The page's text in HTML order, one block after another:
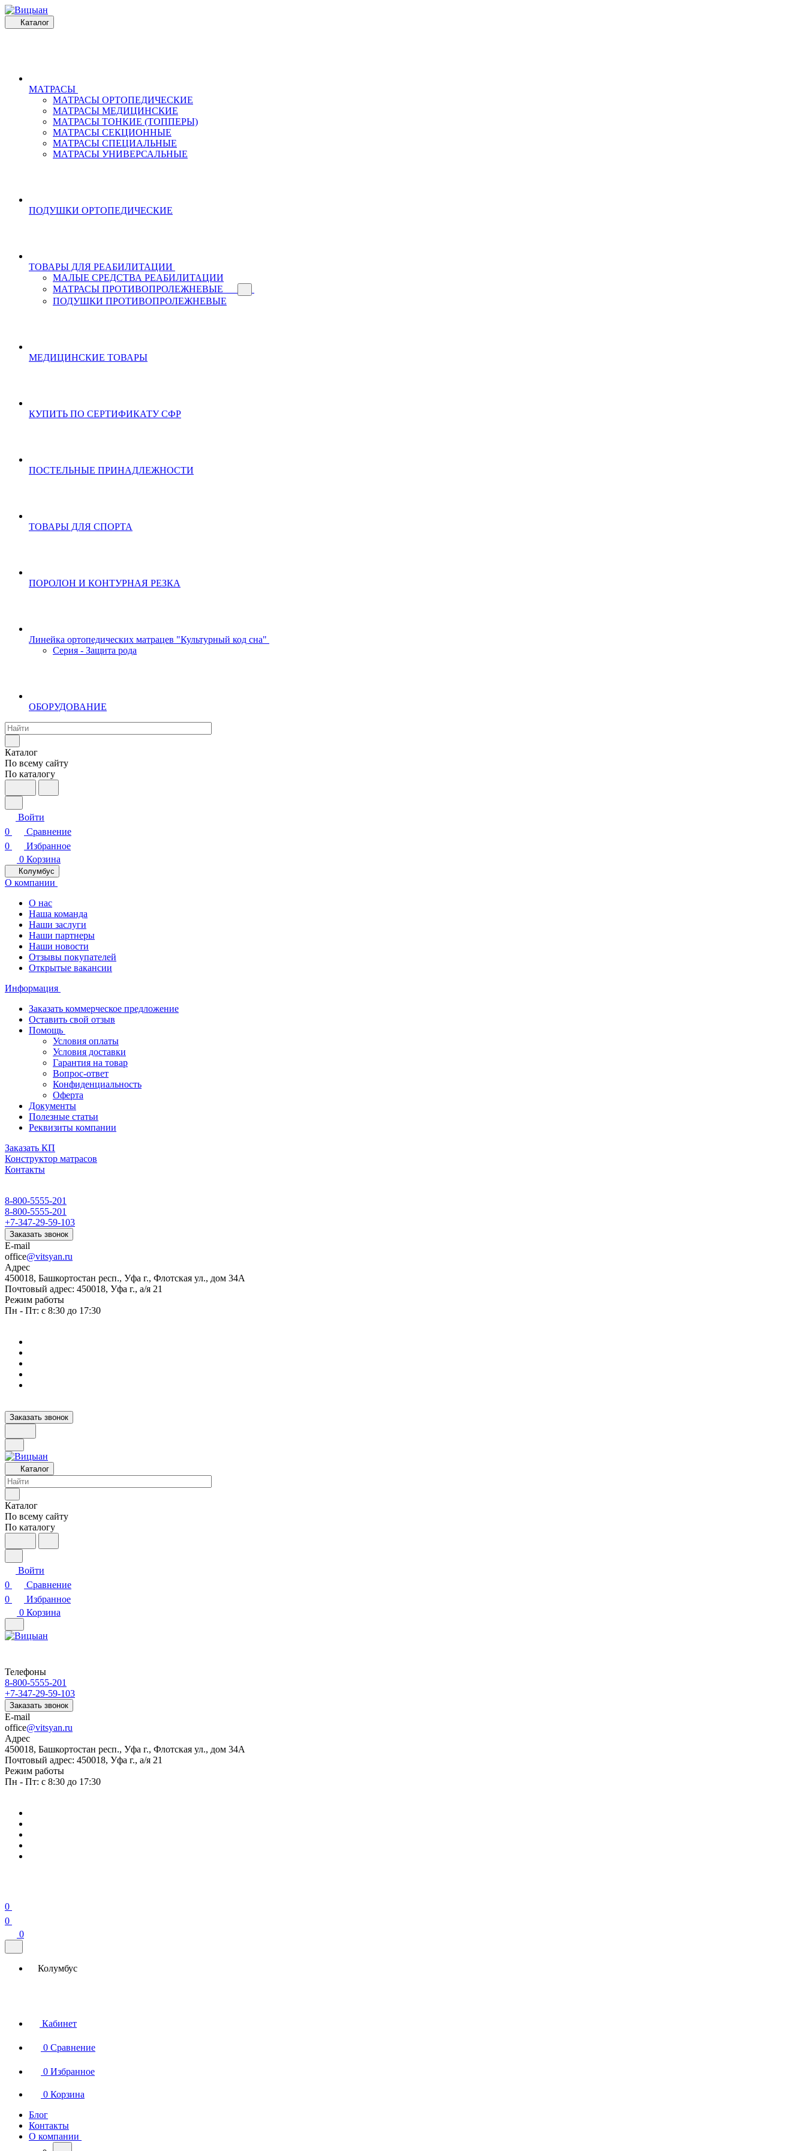
Каталог
МАТРАСЫ
МАТРАСЫ ОРТОПЕДИЧЕСКИЕ
МАТРАСЫ МЕДИЦИНСКИЕ
МАТРАСЫ ТОНКИЕ (ТОППЕРЫ)
МАТРАСЫ СЕКЦИОННЫЕ
МАТРАСЫ СПЕЦИАЛЬНЫЕ
МАТРАСЫ УНИВЕРСАЛЬНЫЕ
ПОДУШКИ ОРТОПЕДИЧЕСКИЕ
ТОВАРЫ ДЛЯ РЕАБИЛИТАЦИИ
МАЛЫЕ СРЕДСТВА РЕАБИЛИТАЦИИ
МАТРАСЫ ПРОТИВОПРОЛЕЖНЕВЫЕ
ПОДУШКИ ПРОТИВОПРОЛЕЖНЕВЫЕ
МЕДИЦИНСКИЕ ТОВАРЫ
КУПИТЬ ПО СЕРТИФИКАТУ СФР
ПОСТЕЛЬНЫЕ ПРИНАДЛЕЖНОСТИ
ТОВАРЫ ДЛЯ СПОРТА
ПОРОЛОН И КОНТУРНАЯ РЕЗКА
Линейка ортопедических матрацев "Культурный код сна"
Серия - Защита рода
ОБОРУДОВАНИЕ
Каталог
По всему сайту
По каталогу
Войти
0
Сравнение
0
Избранное
0 Корзина
Колумбус
О компании
О нас
Наша команда
Наши заслуги
Наши партнеры
Наши новости
Отзывы покупателей
Открытые вакансии
Информация
Заказать коммерческое предложение
Оставить свой отзыв
Помощь
Условия оплаты
Условия доставки
Гарантия на товар
Вопрос-ответ
Конфиденциальность
Оферта
Документы
Полезные статьи
Реквизиты компании
Заказать КП
Конструктор матрасов
Контакты
8-800-5555-201
8-800-5555-201
+7-347-29-59-103
Заказать звонок
E-mail
office@vitsyan.ru
Адрес
450018, Башкортостан респ., Уфа г., Флотская ул., дом 34А
Почтовый адрес: 450018, Уфа г., а/я 21
Режим работы
Пн - Пт: с 8:30 до 17:30
Заказать звонок
Каталог
Каталог
По всему сайту
По каталогу
Войти
0
Сравнение
0
Избранное
0 Корзина
Телефоны
8-800-5555-201
+7-347-29-59-103
Заказать звонок
E-mail
office@vitsyan.ru
Адрес
450018, Башкортостан респ., Уфа г., Флотская ул., дом 34А
Почтовый адрес: 450018, Уфа г., а/я 21
Режим работы
Пн - Пт: с 8:30 до 17:30
0
0
0
Колумбус
Кабинет
0 Сравнение
0 Избранное
0 Корзина
Блог
Контакты
О компании